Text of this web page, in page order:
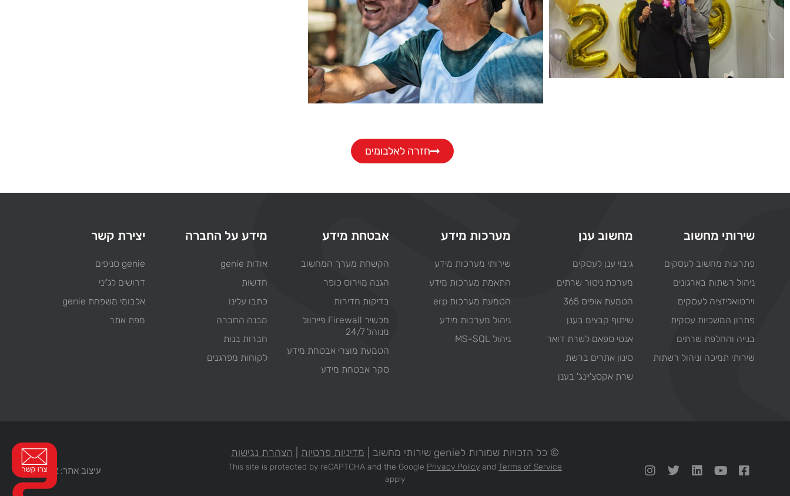
חזרה לאלבומים
שירותי מחשוב
פתרונות מחשוב לעסקים
ניהול רשתות בארגונים
וירטואליזציה לעסקים
פתרון המשכיות עסקית
בנייה והחלפת שרתים
שירותי תמיכה וניהול רשתות
מחשוב ענן
גיבוי ענן לעסקים
מערכת ניטור שרתים
הטמעת אופיס 365
שיתוף קבצים בענן
אנטי ספאם לשרת דואר
סינון אתרים ברשת
שרת אקסצ'יינג' בענן
מערכות מידע
שירותי מערכות מידע
התאמת מערכות מידע
הטמעת מערכות erp
ניהול מערכות מידע
ניהול MS-SQL
אבטחת מידע
הקשחת מערך המחשוב
הגנה מוירוס כופר
בדיקות חדירות
מכשיר Firewall פיירוול
מנוהל 24/7
הטמעת מוצרי אבטחת מידע
סקר אבטחת מידע
מידע על החברה
אודות genie
חדשות
כתבו עלינו
מבנה החברה
חברות בנות
לקוחות מפרגנים
יצירת קשר
genie סניפים
דרושים לג'יני
אלבומי משפחת genie
מפת אתר
© כל הזכויות שמורות לgenie שירותי מחשוב | מדיניות פרטיות הצהרת נגישות
This site is protected by reCAPTCHA and the Google Privacy Policy and Terms of Service
apply
עיצוב אתר: WEB2